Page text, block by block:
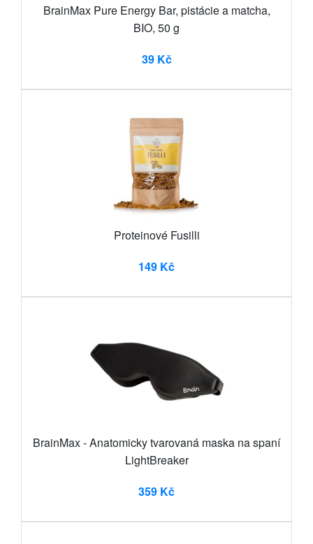
BrainMax Pure Energy Bar, pistácie a matcha,
BIO, 50 g
39 Kč
Proteinové Fusilli
149 Kč
BrainMax - Anatomicky tvarovaná maska na spaní
LightBreaker
359 Kč